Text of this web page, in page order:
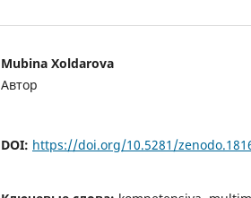
Mubina Xoldarova
Автор
DOI: https://doi.org/10.5281/